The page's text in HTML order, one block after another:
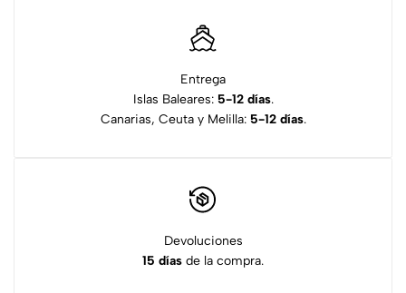
Entrega
Islas Baleares: 5-12 días.
Canarias, Ceuta y Melilla: 5-12 días.
Devoluciones
15 días de la compra.